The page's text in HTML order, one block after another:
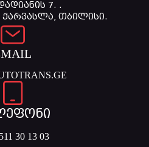
7. .
ქარვასლა, თბილისი.
30 13 03